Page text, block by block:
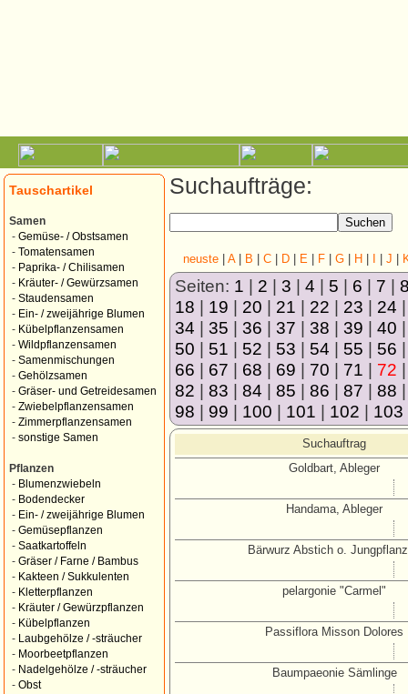
Tauschartikel
Samen
- Gemüse- / Obstsamen
- Tomatensamen
- Paprika- / Chilisamen
- Kräuter- / Gewürzsamen
- Staudensamen
- Ein- / zweijährige Blumen
- Kübelpflanzensamen
- Wildpflanzensamen
- Samenmischungen
- Gehölzsamen
- Gräser- und Getreidesamen
- Zwiebelpflanzensamen
- Zimmerpflanzensamen
- sonstige Samen
Pflanzen
- Blumenzwiebeln
- Bodendecker
- Ein- / zweijährige Blumen
- Gemüsepflanzen
- Saatkartoffeln
- Gräser / Farne / Bambus
- Kakteen / Sukkulenten
- Kletterpflanzen
- Kräuter / Gewürzpflanzen
- Kübelpflanzen
-
Laubgehölze / -sträucher
- Moorbeetpflanzen
- Nadelgehölze / -sträucher
- Obst
Suchaufträge:
neuste A| B C D E F G H J
Seiten: 1 | 2 | 3 | 4 | 5 | 6 | 7 |
18 | 19 | 20 | 21 | 22 | 23 | 24
34 | 35 | 36 | 37 | 38 | 39 | 40
50 | 51 | 52 | 53 | 54 | 55 | 56
66 | 67 | 68 | 69 | 70 | 71 | 72
82 | 83 | 84 | 85 | 86 | 87 | 88
98 | 99 | 100 | 101 | 102 | 103
Suchauftrag
Goldbart, Ableger
Handama, Ableger
Bärwurz Abstich o.
pelargonie "Carmel"
Passiflora Misson Dolores
Baumpaeonie Sämlinge